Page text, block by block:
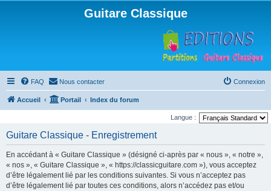
Guitare Classique
FAQ Nous contacter Connexion
Accueil Portail Index du forum
Langue :
Guitare Classique - Enregistrement
En accédant à « Guitare Classique » (désigné ci-après par « nous », « notre »,
« nos », « Guitare Classique », « https://classicguitare.com »), vous acceptez
d’être légalement lié par les conditions suivantes. Si vous n’acceptez pas
d’être légalement lié par toutes ces conditions, alors n’accédez pas et/ou